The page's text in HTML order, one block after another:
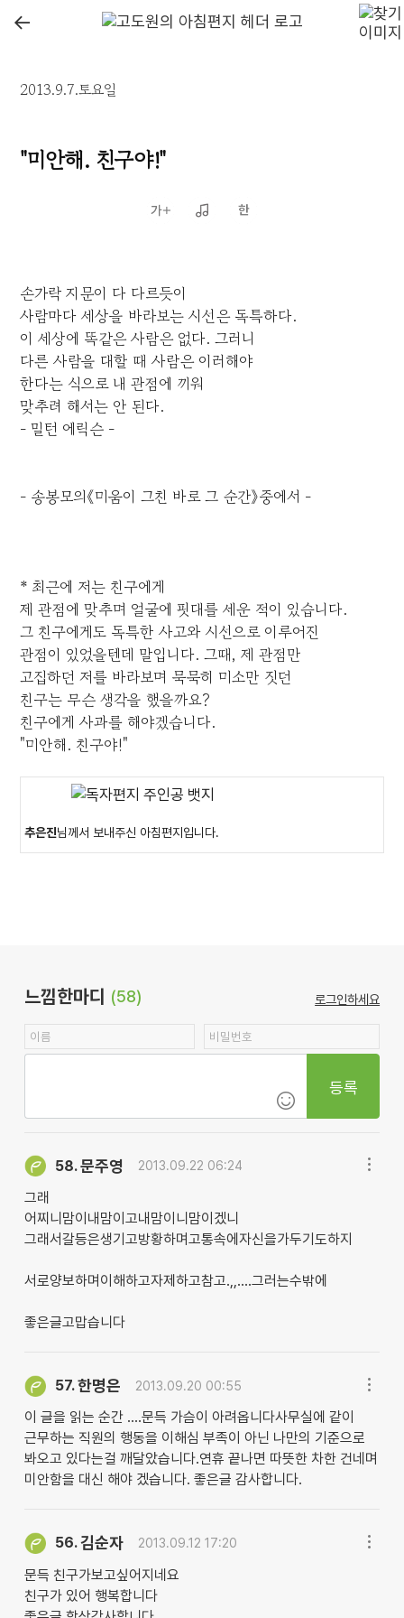
←
2013.9.7.토요일
"미안해. 친구야!"
손가락 지문이 다 다르듯이
사람마다 세상을 바라보는 시선은 독특하다.
이 세상에 똑같은 사람은 없다. 그러니
다른 사람을 대할 때 사람은 이러해야
한다는 식으로 내 관점에 끼워
맞추려 해서는 안 된다.
- 밀턴 에릭슨 -
- 송봉모의《미움이 그친 바로 그 순간》중에서 -
* 최근에 저는 친구에게
제 관점에 맞추며 얼굴에 핏대를 세운 적이 있습니다.
그 친구에게도 독특한 사고와 시선으로 이루어진
관점이 있었을텐데 말입니다. 그때, 제 관점만
고집하던 저를 바라보며 묵묵히 미소만 짓던
친구는 무슨 생각을 했을까요?
친구에게 사과를 해야겠습니다.
"미안해. 친구야!"
추은진님께서 보내주신 아침편지입니다.
느낌한마디 (58) 로그인하세요
등록
58.문주영 2013.09.22 06:24
그래
어찌니맘이내맘이고내맘이니맘이겠니
그래서갈등은생기고방황하며고통속에자신을가두기도하지
서로양보하며이해하고자제하고참고.,,....그러는수밖에
좋은글고맙습니다
57.한명은 2013.09.20 00:55
이 글을 읽는 순간 ....문득 가슴이 아려옵니다사무실에 같이
근무하는 직원의 행동을 이해심 부족이 아닌 나만의 기준으로
봐오고 있다는걸 깨달았습니다.연휴 끝나면 따뜻한 차한 건네며
미안함을 대신 해야 겠습니다. 좋은글 감사합니다.
56.김순자 2013.09.12 17:20
문득 친구가보고싶어지네요
친구가 있어 행복합니다